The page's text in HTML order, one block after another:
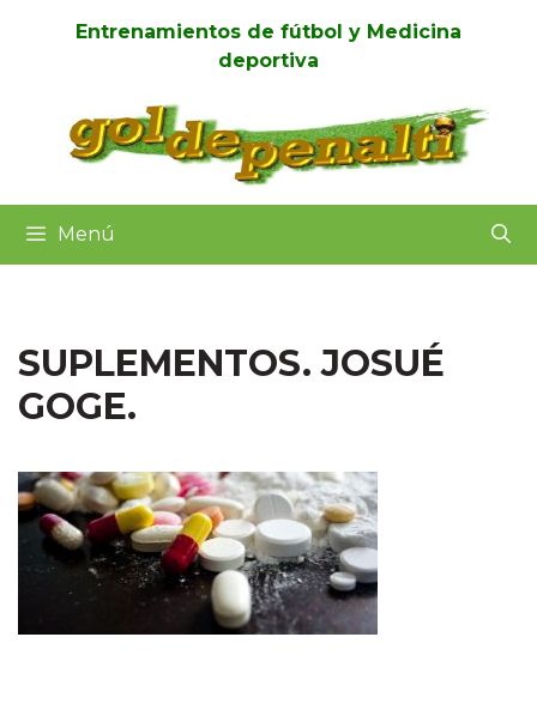
Entrenamientos de fútbol y Medicina
deportiva
Menú
SUPLEMENTOS. JOSUÉ
GOGE.